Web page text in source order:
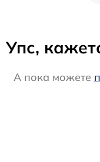
Упс,
А пока можете